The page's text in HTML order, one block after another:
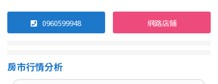
0960599948 網路店鋪
房市行情分析